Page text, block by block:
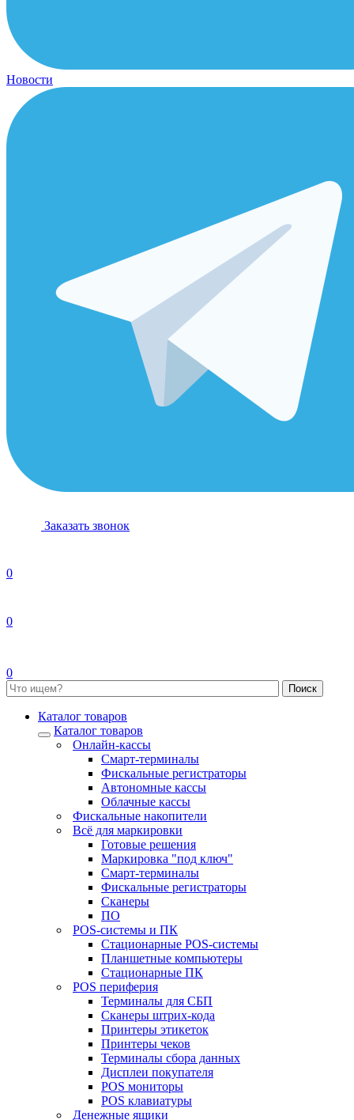
Новости
Заказать звонок
0
0
0
Каталог товаров
Каталог товаров
Онлайн-кассы
Смарт-терминалы
Фискальные регистраторы
Автономные кассы
Облачные кассы
Фискальные накопители
Всё для маркировки
Готовые решения
Маркировка "под ключ"
Смарт-терминалы
Фискальные регистраторы
Сканеры
ПО
POS-системы и ПК
Стационарные POS-системы
Планшетные компьютеры
Стационарные ПК
POS периферия
Терминалы для СБП
Сканеры штрих-кода
Принтеры этикеток
Принтеры чеков
Терминалы сбора данных
Дисплеи покупателя
POS мониторы
POS клавиатуры
Денежные ящики